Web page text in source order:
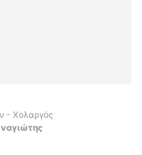
- Χολαργός